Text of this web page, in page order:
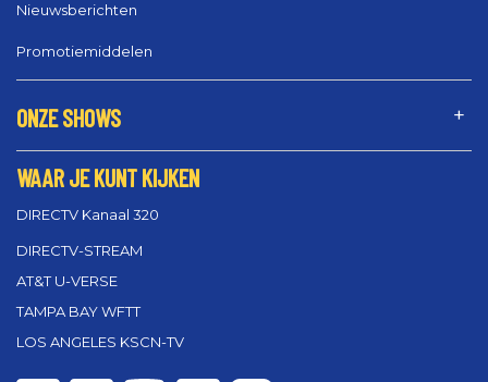
Nieuwsberichten
Promotiemiddelen
ONZE SHOWS
WAAR JE KUNT KIJKEN
DIRECTV Kanaal 320
DIRECTV-STREAM
AT&T U-VERSE
TAMPA BAY WFTT
LOS ANGELES KSCN-TV